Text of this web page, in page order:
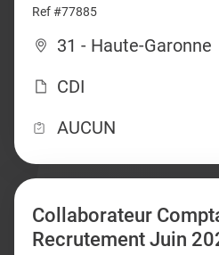
Ref #77885
31 - Haute-Garonne
CDI
AUCUN
Collaborateur
Recrutement Juin